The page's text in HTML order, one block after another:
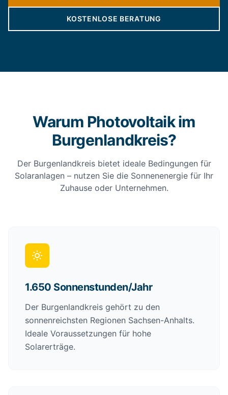
KOSTENLOSE BERATUNG
Warum Photovoltaik im
Burgenlandkreis?
Der Burgenlandkreis bietet ideale Bedingungen für
Solaranlagen – nutzen Sie die Sonnenenergie für Ihr
Zuhause oder Unternehmen.
1.650 Sonnenstunden/Jahr
Der Burgenlandkreis gehört zu den
sonnenreichsten Regionen Sachsen-Anhalts.
Ideale Voraussetzungen für hohe
Solarerträge.